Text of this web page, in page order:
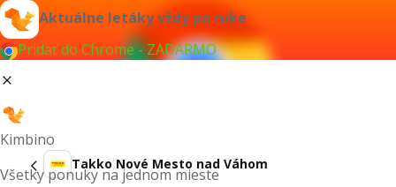
Aktuálne letáky vždy po ruke
Pridať do Chrome - ZADARMO
Kimbino
Všetky ponuky na jednom mieste
Takko Nové Mesto nad Váhom